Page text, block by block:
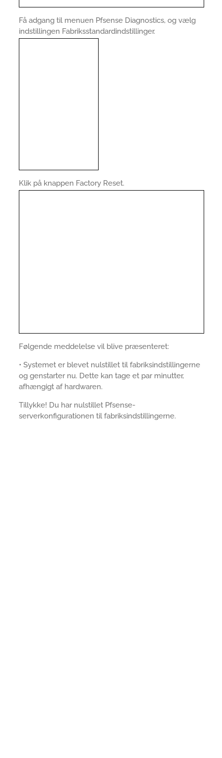
Få adgang til menuen Pfsense Diagnostics, og vælg
indstillingen Fabriksstandardindstillinger.
Klik på knappen Factory Reset.
Følgende meddelelse vil blive præsenteret:
• Systemet er blevet nulstillet til fabriksindstillingerne
og genstarter nu. Dette kan tage et par minutter,
afhængigt af hardwaren.
Tillykke! Du har nulstillet Pfsense-
serverkonfigurationen til fabriksindstillingerne.